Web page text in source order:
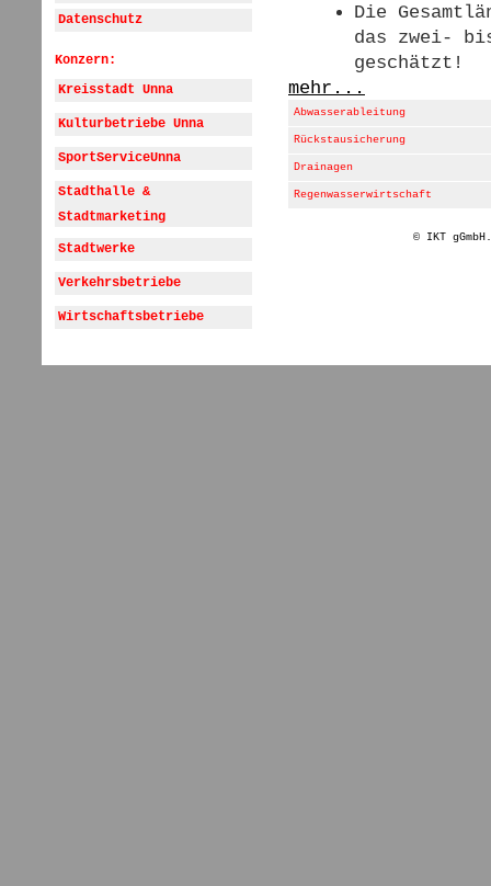
Datenschutz
Konzern:
Kreisstadt Unna
Kulturbetriebe Unna
SportServiceUnna
Stadthalle &
Stadtmarketing
Stadtwerke
Verkehrsbetriebe
Wirtschaftsbetriebe
Die
das zwei-
geschätzt!
mehr...
Abwasserableitung
Rückstausicherung
Drainagen
Regenwasserwirtschaft
© IKT